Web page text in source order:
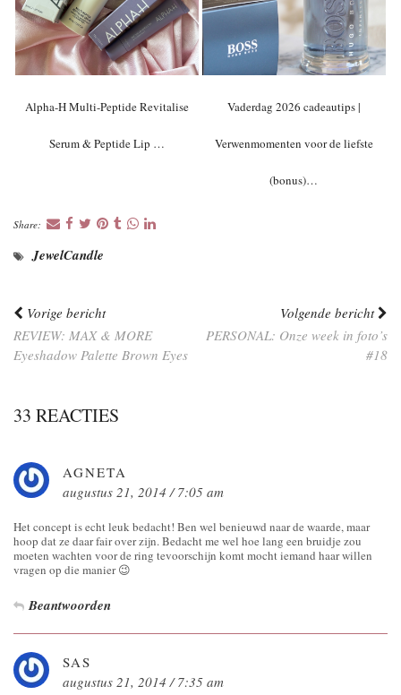
Alpha-H Multi-Peptide Revitalise
Serum & Peptide Lip …
Vaderdag 2026 cadeautips |
Verwenmomenten voor de liefste
(bonus)…
Share:
JewelCandle
Vorige bericht
REVIEW: MAX & MORE
Eyeshadow Palette Brown Eyes
Volgende bericht
PERSONAL: Onze week in foto’s
#18
33 REACTIES
AGNETA
augustus 21, 2014 / 7:05 am
Het concept is echt leuk bedacht! Ben wel benieuwd naar de waarde, maar
hoop dat ze daar fair over zijn. Bedacht me wel hoe lang een bruidje zou
moeten wachten voor de ring tevoorschijn komt mocht iemand haar willen
vragen op die manier 😉
Beantwoorden
SAS
augustus 21, 2014 / 7:35 am